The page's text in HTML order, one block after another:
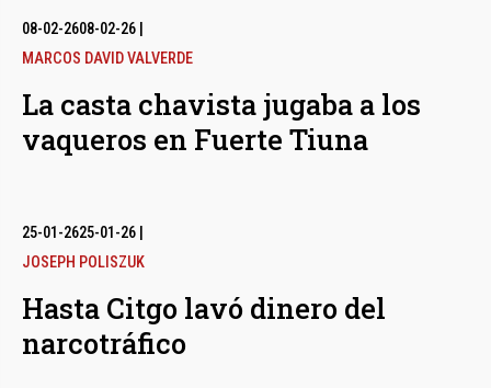
08-02-2608-02-26
MARCOS DAVID VALVERDE
La casta chavista jugaba a los
vaqueros en Fuerte Tiuna
25-01-2625-01-26
JOSEPH POLISZUK
Hasta Citgo lavó dinero del
narcotráfico